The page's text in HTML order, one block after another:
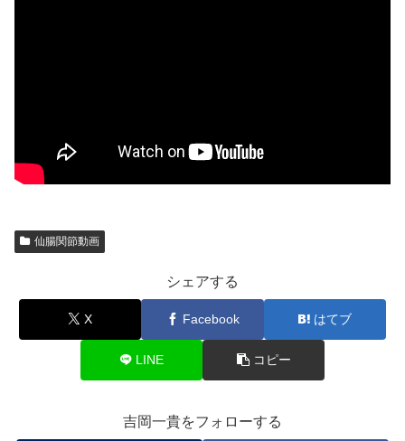
仙腸関節動画
シェアする
X Facebook はてブ
LINE コピー
吉岡一貴をフォローする